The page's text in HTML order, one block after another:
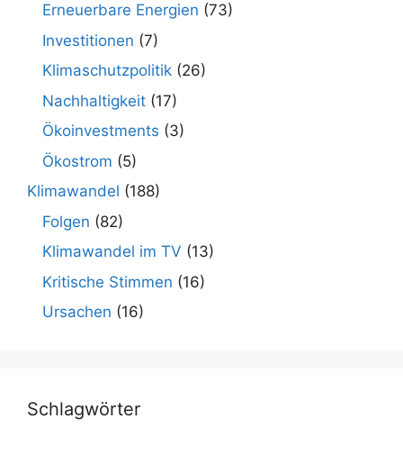
Erneuerbare Energien (73)
Investitionen (7)
Klimaschutzpolitik (26)
Nachhaltigkeit (17)
Ökoinvestments (3)
Ökostrom (5)
Klimawandel (188)
Folgen (82)
Klimawandel im TV (13)
Kritische Stimmen (16)
Ursachen (16)
Schlagwörter